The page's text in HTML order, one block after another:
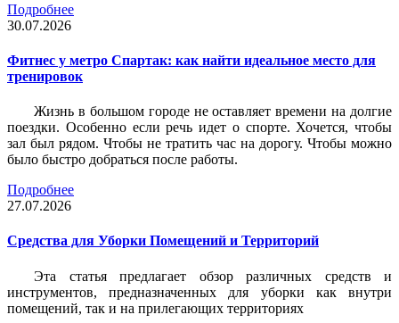
Подробнее
30.07.2026
Фитнес у метро Спартак: как найти идеальное место для
тренировок
Жизнь в большом городе не оставляет времени на долгие
поездки. Особенно если речь идет о спорте. Хочется, чтобы
зал был рядом. Чтобы не тратить час на дорогу. Чтобы можно
было быстро добраться после работы.
Подробнее
27.07.2026
Средства для Уборки Помещений и Территорий
Эта статья предлагает обзор различных средств и
инструментов, предназначенных для уборки как внутри
помещений, так и на прилегающих территориях